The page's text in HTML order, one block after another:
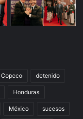
Copeco detenido
Honduras
México sucesos